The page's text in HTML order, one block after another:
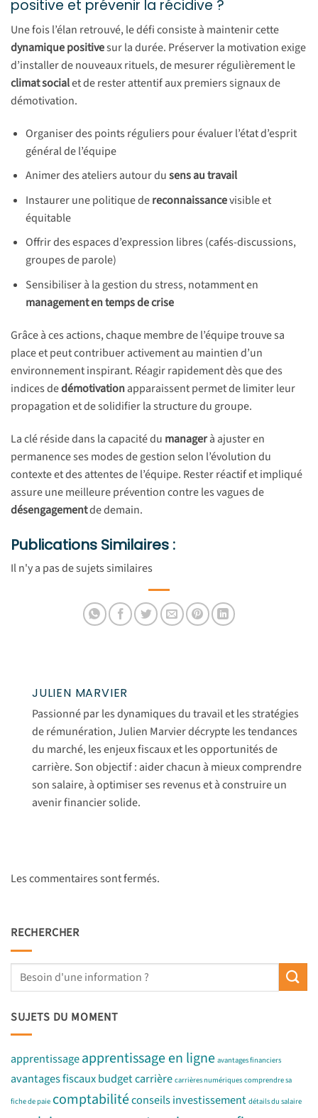
positive et prévenir la récidive ?
Une fois l’élan retrouvé, le défi consiste à maintenir cette
dynamique positivesur la durée. Préserver la motivation exige
d’installer de nouveaux rituels, de mesurer régulièrement le
climat socialet de rester attentif aux premiers signaux de
démotivation.
Organiser des points réguliers pour évaluer l’état d’esprit
général de l’équipe
Animer des ateliers autour dusens au travail
Instaurer une politique dereconnaissancevisible et
équitable
Offrir des espaces d’expression libres (cafés-discussions,
groupes de parole)
Sensibiliser à la gestion du stress, notamment en
management en temps de crise
Grâce à ces actions, chaque membre de l’équipe trouve sa
place et peut contribuer activement au maintien d’un
environnement inspirant. Réagir rapidement dès que des
indices dedémotivationapparaissent permet de limiter leur
propagation et de solidifier la structure du groupe.
La clé réside dans la capacité du managerà ajuster en
permanence ses modes de gestion selon l’évolution du
contexte et des attentes de l’équipe. Rester réactif et impliqué
assure une meilleure prévention contre les vagues de
désengagementde demain.
Publications Similaires :
Il n'y a pas de sujets similaires
JULIEN MARVIER
Passionné par les dynamiques du travail et les stratégies
de rémunération, Julien Marvier décrypte les tendances
du marché, les enjeux fiscaux et les opportunités de
carrière. Son objectif : aider chacun à mieux comprendre
son salaire, à optimiser ses revenus et à construire un
avenir financier solide.
Les commentaires sont fermés.
RECHERCHER
SUJETS DU MOMENT
apprentissageapprentissage en ligne avantages financiers
avantages fiscauxbudgetcarrière carrières numériques comprendre sa
fiche de paie comptabilitéconseils investissement détails du salaire